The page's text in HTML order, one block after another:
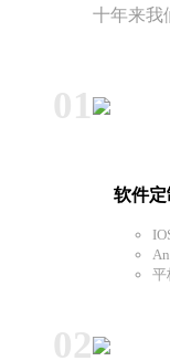
十年来我
01
软件
平
02